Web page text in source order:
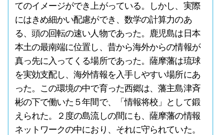
てのイメージができ上がっている。しかし、実際
にはきめ細かい配慮ができ、数学の計算力のあ
る、頭の回転の速い人物であった。鹿児島は日本
本土の最南端に位置し、昔から海外からの情報が
真っ先に入ってくる場所であった。薩摩藩は琉球
を実効支配し、海外情報を入手しやすい場所にあ
った。この環境の中で育った西郷は、藩主島津斉
彬の下で働いた５年間で、「情報将校」として鍛
えられた。２度の島流しの間にも、薩摩藩の情報
ネットワークの中におり、それに守られていた。